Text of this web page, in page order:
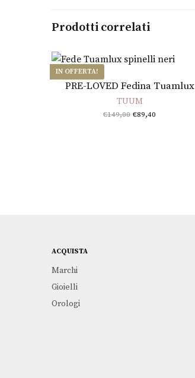
Prodotti correlati
IN OFFERTA!
Aggiungi al carrello
PRE-LOVED Fedina Tuamlux
TUUM
€149,00 Il prezzo
€89,40
ACQUISTA
Marchi
Gioielli
Orologi